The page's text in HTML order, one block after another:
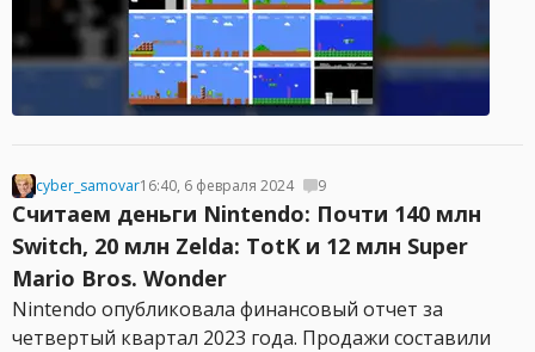
cyber_samovar16:40, 6 февраля 2024 9
Считаем деньги Nintendo: Почти 140 млн
Switch, 20 млн Zelda: TotK и 12 млн Super
Mario Bros. Wonder
Nintendo опубликовала финансовый отчет за
четвертый квартал 2023 года. Продажи составили